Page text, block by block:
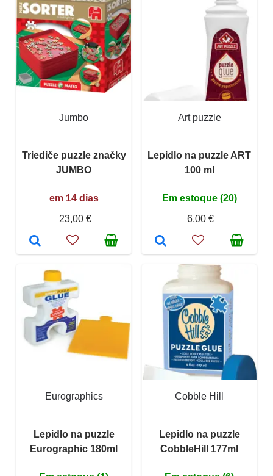
Jumbo
Triediče puzzle značky
JUMBO
em 14 dias
23,00 €
Art puzzle
Lepidlo na puzzle ART
100 ml
Em estoque (20)
6,00 €
Eurographics
Lepidlo na puzzle
Eurographic 180ml
Cobble Hill
Lepidlo na puzzle
CobbleHill 177ml